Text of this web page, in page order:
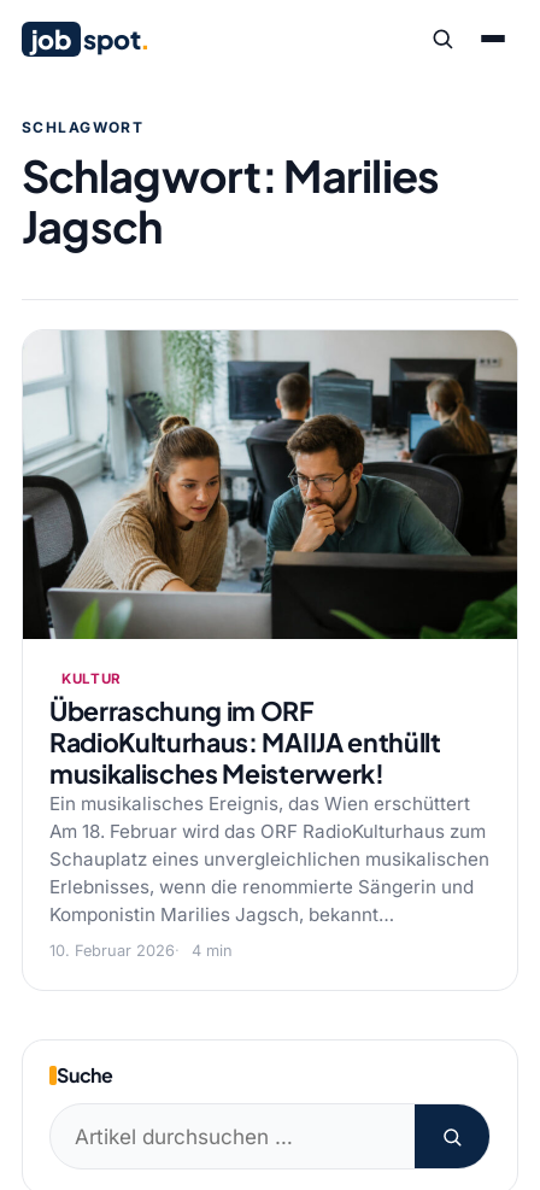
job spot.
SCHLAGWORT
Schlagwort: Marilies
Jagsch
KULTUR
Überraschung im ORF
RadioKulturhaus: MAIIJA enthüllt
musikalisches Meisterwerk!
Ein musikalisches Ereignis, das Wien erschüttert
Am 18. Februar wird das ORF RadioKulturhaus zum
Schauplatz eines unvergleichlichen musikalischen
Erlebnisses, wenn die renommierte Sängerin und
Komponistin Marilies Jagsch, bekannt…
10. Februar 2026 4 min
Suche
Suchen
nach: